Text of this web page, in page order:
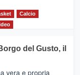
Calcio
del Gusto, il
vera e propria